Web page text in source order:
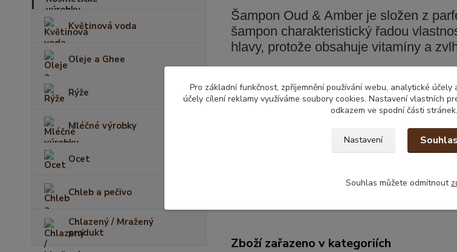
Květinová voda
Oleje a Ghee
Rýže
Mléčné výrobky
Ocet
Chleb a pečivo
Chlazený / Mražený
produkt
Šampon Oud & Amber je složen z
šampon charakteristický řadou
hlavy, protože obsahuje vitamíny a
Všechny složky se spojují v
odpovídajícím pokožce. Tento
lesk a udržuje jejich vitalitu.
Pouze k zevnímu
Zboží zařazeno v kategoriích
Pro základní funkčnost, zpříjemnění používání webu, analytické
účely cílení reklamy využíváme soubory cookies. Nastavení vlastních
odkazem ve spodní části stránek.
Nastavení
Souhlas můžete odmítnout